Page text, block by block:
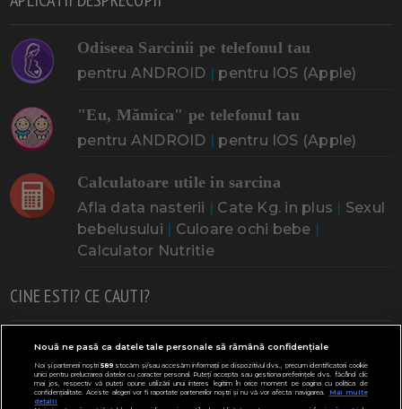
Odiseea Sarcinii pe telefonul tau
pentru ANDROID | pentru IOS (Apple)
"Eu, Mămica" pe telefonul tau
pentru ANDROID | pentru IOS (Apple)
Calculatoare utile in sarcina
Afla data nasterii | Cate Kg. in plus | Sexul
bebelusului | Culoare ochi bebe |
Calculator Nutritie
CINE ESTI? CE CAUTI?
Doresc un copil Adoptia Probleme cu sarcina
Urmeaza sa nasc Probleme alaptare Bebe plange
Bebe febra Cresa, Gradinta
Nouă ne pasă ca datele tale personale să rămână confidențiale
Noi și partenerii noștri589stocăm și/sau accesăm informații pe dispozitivul dvs., precum identificatorii cookie
unici pentru prelucrarea datelor cu caracter personal. Puteți accepta sau gestiona preferințele dvs. făcând clic
mai jos, respectiv vă puteți opune utilizării unui interes legitim în orice moment pe pagina cu politica de
confidențialitate. Aceste alegeri vor fi raportate partenerilor noștri și nu vă vor afecta navigarea.
Mai multe
detalii